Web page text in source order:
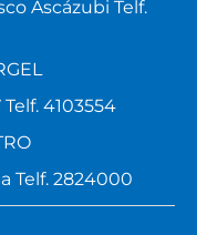
Ascázubi Telf.
Telf. 4103554
Telf. 2824000